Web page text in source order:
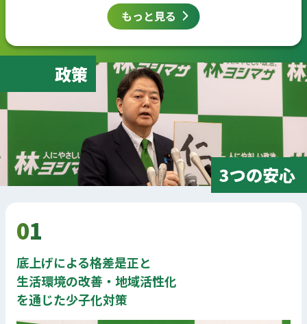
もっと見る
政策
3つの安心
01
底上げによる格差是正と
生活環境の改善・地域活性化
を通じた少子化対策